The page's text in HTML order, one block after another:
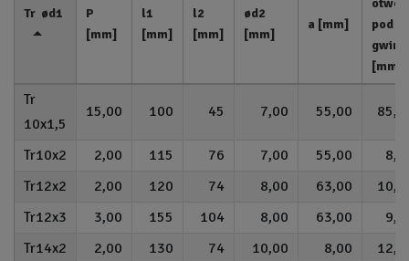
Tr ød1
P
[mm]
l1
[mm]
l2
[mm]
ød2
[mm]
a [mm]
pod
gwint
[mm]
10x1,5
15,00 100 45 7,00 55,00
10x2 2,00 115 76 7,00 55,00
12x2
2,00 120 74 8,00 63,00
12x3
3,00 155 104 8,00 63,00
14x2
2,00 130 74 10,00 8,00